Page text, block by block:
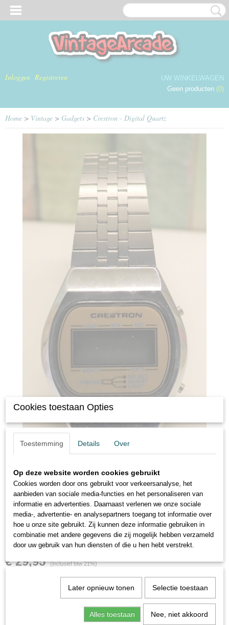
Inloggen Registreren
UW WINKELWAGEN
Geen producten (0)
Home > Vintage > Gadgets > Crestron - Digital Quartz
Crestron - Digital Quartz
€ 29,95 (inclusief btw 21%)
Cookies toestaan Opties
Toestemming Details Over
Op deze website worden cookies gebruikt
Cookies worden door ons gebruikt voor verkeersanalyse, het
aanbieden van sociale media-functies en het personaliseren van
informatie en advertenties. Daarnaast verlenen we onze sociale
media-, advertentie- en analysepartners toegang tot informatie over
hoe u onze site gebruikt. Zij kunnen deze informatie gebruiken in
combinatie met andere gegevens die zij mogelijk hebben verzameld
door uw gebruik van hun diensten of die u hen hebt verstrekt.
Later opnieuw tonen Selectie toestaan
Alles toestaan Nee, niet akkoord